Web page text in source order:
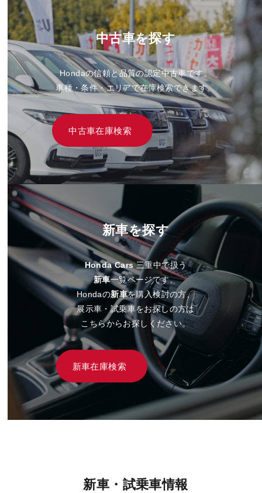
中古車を探す
Hondaの信頼と品質の認定中古車です。
車種・条件・エリアで在庫検索できます。
中古車在庫検索
新車を探す
Honda Cars三重中で扱う
新車一覧ページです。
Hondaの新車を購入検討の方、
展示車・試乗車をお探しの方は
こちらからお探しください。
新車在庫検索
新車・試乗車情報